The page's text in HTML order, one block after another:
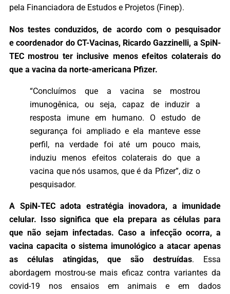
pela Financiadora de Estudos e Projetos (Finep).
Nos testes conduzidos, de acordo com o pesquisador
e coordenador do CT-Vacinas, Ricardo Gazzinelli, a SpiN-
TEC mostrou ter inclusive menos efeitos colaterais do
que a vacina da norte-americana Pfizer.
“Concluímos que a vacina se mostrou
imunogênica, ou seja, capaz de induzir a
resposta imune em humano. O estudo de
segurança foi ampliado e ela manteve esse
perfil, na verdade foi até um pouco mais,
induziu menos efeitos colaterais do que a
vacina que nós usamos, que é da Pfizer”, diz o
pesquisador.
A SpiN-TEC adota estratégia inovadora, a imunidade
celular. Isso significa que ela prepara as células para
que não sejam infectadas. Caso a infecção ocorra, a
vacina capacita o sistema imunológico a atacar apenas
as células atingidas, que são destruídas. Essa
abordagem mostrou-se mais eficaz contra variantes da
covid-19 nos ensaios em animais e em dados